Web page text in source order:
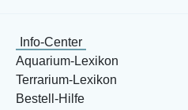
Info-Center
Aquarium-Lexikon
Terrarium-Lexikon
Bestell-Hilfe